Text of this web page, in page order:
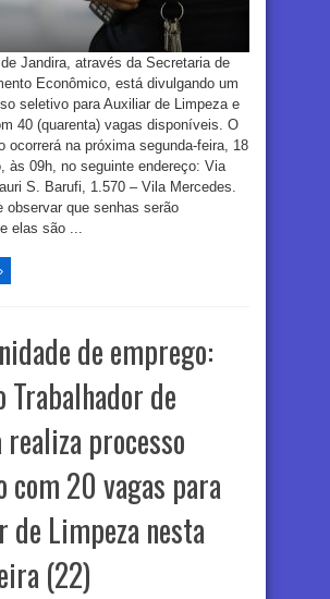
Jandira, através da Secretaria de
Econômico, está divulgando um
seletivo para Auxiliar de Limpeza e
40 (quarenta) vagas disponíveis. O
ocorrerá na próxima segunda-feira, 18
às 09h, no seguinte endereço: Via
S. Barufi, 1.570 – Vila Mercedes.
observar que senhas serão
elas são ...
de emprego:
Trabalhador de
processo
com 20 vagas para
Limpeza nesta
(22)